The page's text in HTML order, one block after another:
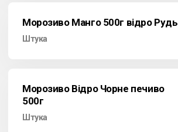
Морозиво Манго 500г відро Рудь
Штука
Морозиво Відро Чорне печиво
500г
Штука